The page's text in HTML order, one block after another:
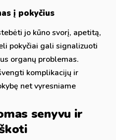
į pokyčius
jo kūno svorį, apetitą,
pokyčiai gali signalizuoti
organų problemas.
komplikacijų ir
net vyresniame
senyvu ir